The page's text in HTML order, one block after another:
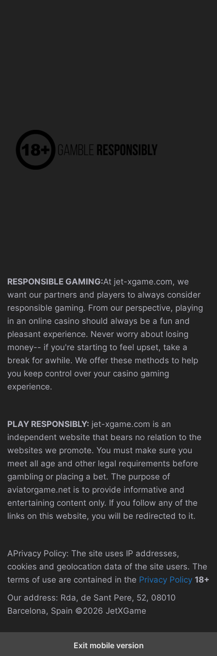
RESPONSIBLE GAMING:At jet-xgame.com, we
want our partners and players to always consider
responsible gaming. From our perspective, playing
in an online casino should always be a fun and
pleasant experience. Never worry about losing
money-- if you're starting to feel upset, take a
break for awhile. We offer these methods to help
you keep control over your casino gaming
experience.
PLAY RESPONSIBLY: jet-xgame.com is an
independent website that bears no relation to the
websites we promote. You must make sure you
meet all age and other legal requirements before
gambling or placing a bet. The purpose of
aviatorgame.net is to provide informative and
entertaining content only. If you follow any of the
links on this website, you will be redirected to it.
APrivacy Policy: The site uses IP addresses,
cookies and geolocation data of the site users. The
terms of use are contained in the Privacy Policy 18+
Our address: Rda, de Sant Pere, 52, 08010
Barcelona, Spain ©2026 JetXGame
Exit mobile version